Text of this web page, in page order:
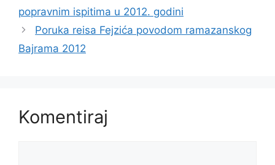
popravnim ispitima u 2012. godini
Poruka reisa Fejzića povodom ramazanskog
Bajrama 2012
Komentiraj